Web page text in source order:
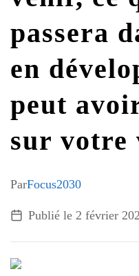
G7 / G20
VIDÉOS
passera
en
peut
sur votre
ParFocus2030
Publié le 2 février